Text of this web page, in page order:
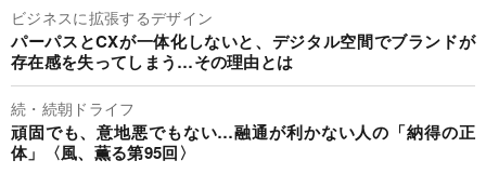
ビジネスに拡張するデザイン
パーパスとCXが一体化しないと、デジタル空間でブランドが
存在感を失ってしまう…その理由とは
続・続朝ドライフ
頑固でも、意地悪でもない…融通が利かない人の「納得の正
体」〈風、薫る第95回〉